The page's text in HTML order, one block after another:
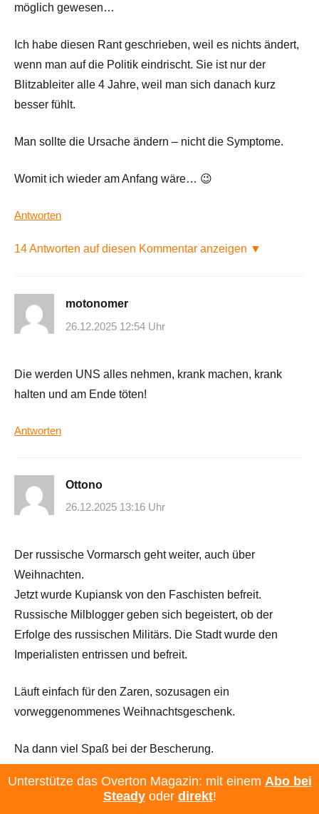
möglich gewesen…
Ich habe diesen Rant geschrieben, weil es nichts ändert,
wenn man auf die Politik eindrischt. Sie ist nur der
Blitzableiter alle 4 Jahre, weil man sich danach kurz
besser fühlt.
Man sollte die Ursache ändern – nicht die Symptome.
Womit ich wieder am Anfang wäre… 😉
Antworten
14 Antworten auf diesen Kommentar anzeigen ▼
motonomer
26.12.2025 12:54 Uhr
Die werden UNS alles nehmen, krank machen, krank
halten und am Ende töten!
Antworten
Ottono
26.12.2025 13:16 Uhr
Der russische Vormarsch geht weiter, auch über
Weihnachten.
Jetzt wurde Kupiansk von den Faschisten befreit.
Russische Milblogger geben sich begeistert, ob der
Erfolge des russischen Militärs. Die Stadt wurde den
Imperialisten entrissen und befreit.
Läuft einfach für den Zaren, sozusagen ein
vorweggenommenes Weihnachtsgeschenk.
Na dann viel Spaß bei der Bescherung.
Antworten
Unterstütze das Overton Magazin: mit einem Abo bei
Steadyoder direkt!